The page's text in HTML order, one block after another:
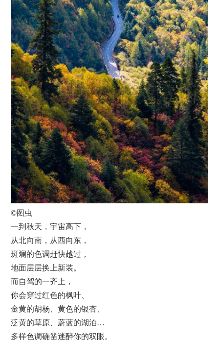
©图虫
一到秋天，宇宙高下，
从北向南，从西向东，
斑斓的色调赶快越过，
地面层层换上新装。
而自驾的一齐上，
你会穿过红色的枫叶、
金黄的胡杨、黄色的银杏、
泛黄的草原、蔚蓝的湖泊…
多样色调确凿迷醉你的双眼。